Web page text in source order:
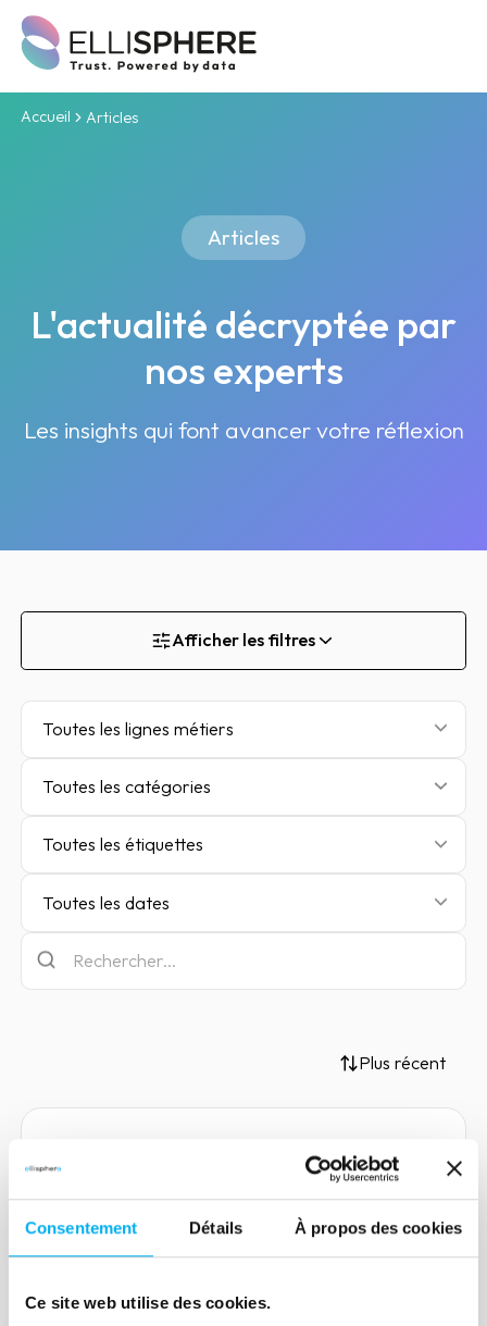
Consentement Détails À propos des cookies
Ce site web utilise des cookies.
Accueil Articles
Articles
L'actualité décryptée par
nos experts
Les insights qui font avancer votre réflexion
Afficher les filtres
Toutes les lignes métiers
Toutes les catégories
Toutes les étiquettes
Toutes les dates
Plus récent
Rapport Villani : le Big Data
comme moteur d'une
02 avril 2018 Compliance